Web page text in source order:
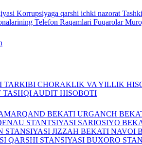
Korrupsiyaga qarshi ichki nazorat
Telefon Raqamlari Fuqarolar
TARKIBI CHORAKLIK VA YILLIK
TASHQI AUDIT HISOBOTI
BEKATI URGANCH
STANTSIYASI SARIOSIYO
STANSIYASI JIZZAH BEKATI NAVOI
QARSHI STANSIYASI BUXORO